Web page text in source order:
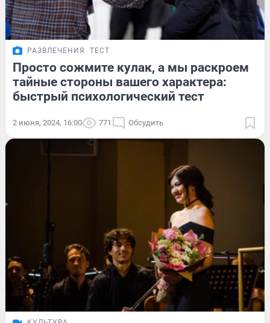
РАЗВЛЕЧЕНИЯ ТЕСТ
Просто сожмите кулак, а мы раскроем
тайные стороны вашего характера:
быстрый психологический тест
2 июня, 2024, 16:00 771 Обсудить